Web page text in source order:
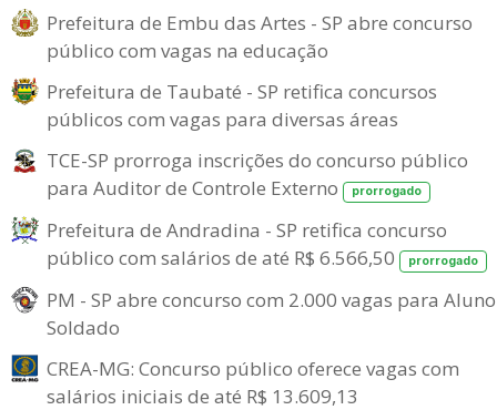
Prefeitura de Embu das Artes - SP abre concurso
público com vagas na educação
Prefeitura de Taubaté - SP retifica concursos
públicos com vagas para diversas áreas
TCE-SP prorroga inscrições do concurso público
para Auditor de Controle Externo
prorrogado
Prefeitura de Andradina - SP retifica concurso
público com salários de até R$ 6.566,50
prorrogado
PM - SP abre concurso com 2.000 vagas para
Soldado
CREA-MG: Concurso público oferece vagas com
salários iniciais de até R$ 13.609,13